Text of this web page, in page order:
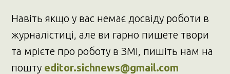
Навіть якщо у вас немає досвіду роботи в
журналістиці, але ви гарно пишете твори
та мрієте про роботу в ЗМІ, пишіть нам на
пошту editor.sichnews@gmail.com